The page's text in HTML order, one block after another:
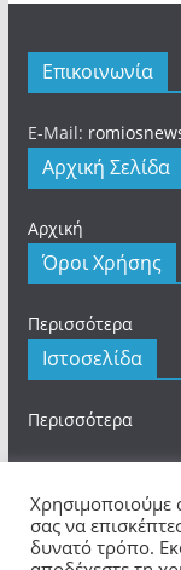
Επικοινωνία
E-Mail:
Αρχική Σελίδα
Αρχική
Όροι Χρήσης
Περισσότερα
Ιστοσελίδα
Περισσότερα
Πνευματικά
Χρησιμοποιούμε
σας να
δυνατό τρόπο.